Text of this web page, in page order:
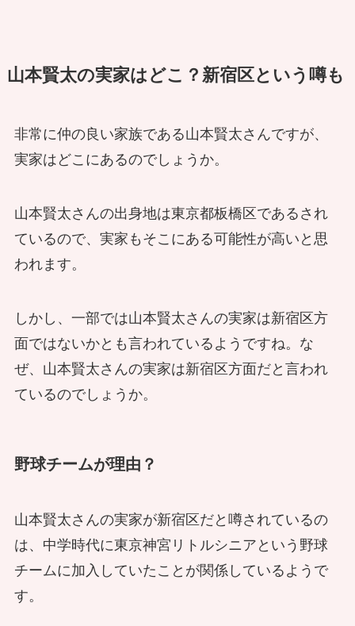
山本賢太の実家はどこ？新宿区という噂も
非常に仲の良い家族である山本賢太さんですが、
実家はどこにあるのでしょうか。
山本賢太さんの出身地は東京都板橋区であるされ
ているので、実家もそこにある可能性が高いと思
われます。
しかし、一部では山本賢太さんの実家は新宿区方
面ではないかとも言われているようですね。な
ぜ、山本賢太さんの実家は新宿区方面だと言われ
ているのでしょうか。
野球チームが理由？
山本賢太さんの実家が新宿区だと噂されているの
は、中学時代に東京神宮リトルシニアという野球
チームに加入していたことが関係しているようで
す。